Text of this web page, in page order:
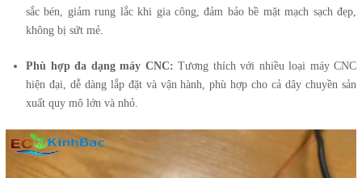
sắc bén, giảm rung lắc khi gia công, đảm bảo bề mặt mạch sạch đẹp,
không bị sứt mẻ.
Phù hợp đa dạng máy CNC: Tương thích với nhiều loại máy CNC
hiện đại, dễ dàng lắp đặt và vận hành, phù hợp cho cả dây chuyền sản
xuất quy mô lớn và nhỏ.